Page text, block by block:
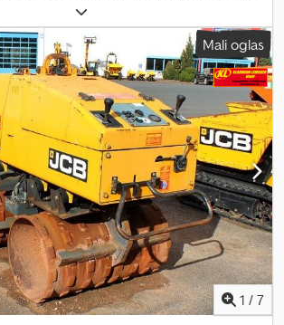
UVV bezbednosna provera
1500: Radna masa: 1.530 kg * Kanalni valjak sa
* Veoma tih, vodenohlađeni
* Radna širina do 850 mm * Frekvencija
2,4 mm * Automatsko gašenje motora pri
Hidrodinamička kočnica * Poklopci sa
protiv vandalizma Dcjdpfx
Mali oglas
1 / 7